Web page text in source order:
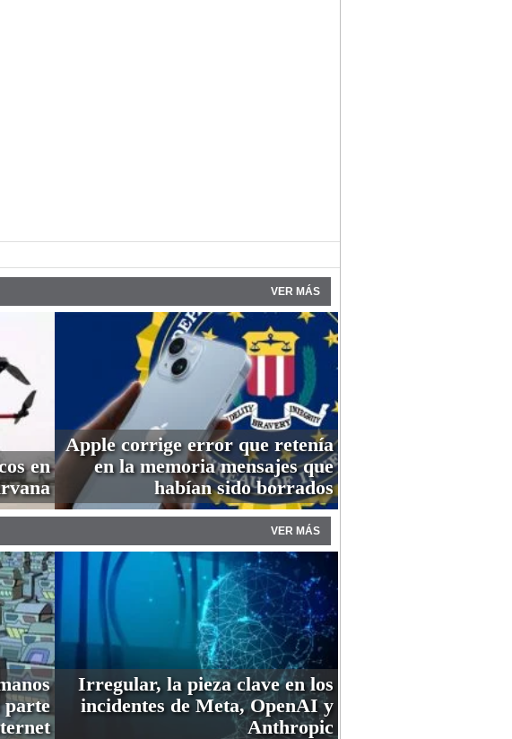
VER MÁS
en
Apple corrige error que retenía
en la memoria mensajes que
habían sido borrados
VER MÁS
parte
Irregular, la pieza clave en los
incidentes de Meta, OpenAI y
Anthropic